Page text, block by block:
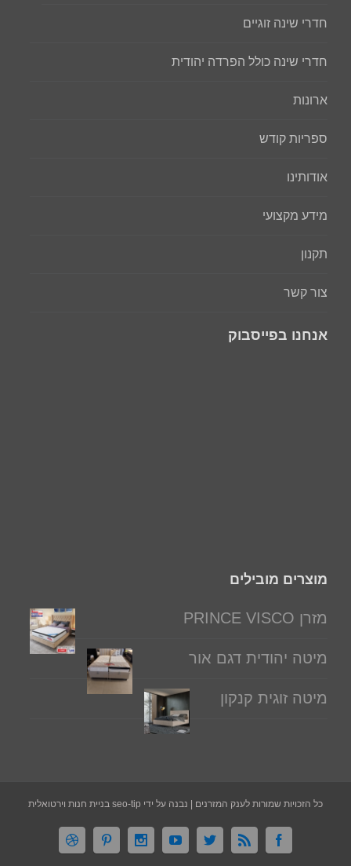
חדרי שינה זוגיים
חדרי שינה כולל הפרדה יהודית
ארונות
ספריות קודש
אודותינו
מידע מקצועי
תקנון
צור קשר
אנחנו בפייסבוק
מוצרים מובילים
מזרן PRINCE VISCO
מיטה יהודית דגם אור
מיטה זוגית קנקון
כל הזכויות שמורות לענק המזרנים | נבנה על ידי seo-tip בניית חנות וירטואלית